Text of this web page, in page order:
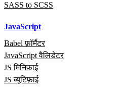
SASS to SCSS
JavaScript
Babel फ़ॉर्मैटर
JavaScript वैलिडेटर
JS मिनिफ़ाई
JS ब्यूटिफ़ाई